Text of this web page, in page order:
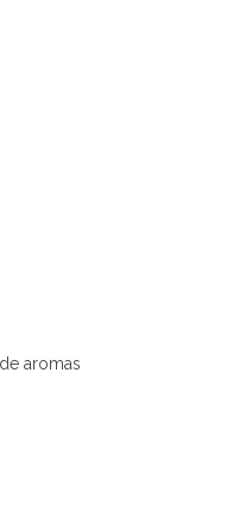
aromas